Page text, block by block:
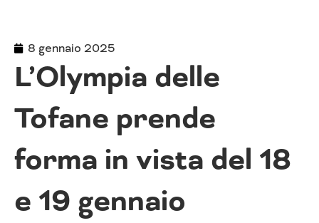
8 gennaio 2025
L’Olympia delle
Tofane prende
forma in vista del 18
e 19 gennaio